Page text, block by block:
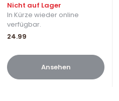
Nicht auf Lager
In Kürze wieder online
verfügbar.
24.99
Ansehen